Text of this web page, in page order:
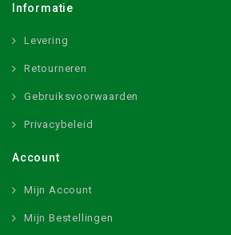
Informatie
Levering
Retourneren
Gebruiksvoorwaarden
Privacybeleid
Account
Mijn Account
Mijn Bestellingen